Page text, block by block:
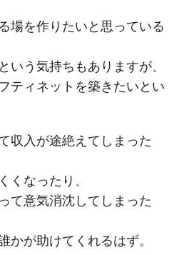
場を作りたいと思っている
いう気持ちもありますが、
ティネットを築きたいとい
収入が途絶えてしまった
くなったり、
て意気消沈してしまった
かが助けてくれるはず。